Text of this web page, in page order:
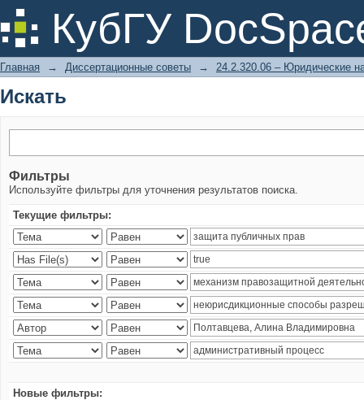
КубГУ
Искать
Главная → Диссертационные советы → 24.2.320.06 – Юридические
Искать
Фильтры
Используйте фильтры для уточнения результатов поиска.
Текущие фильтры:
Новые фильтры: